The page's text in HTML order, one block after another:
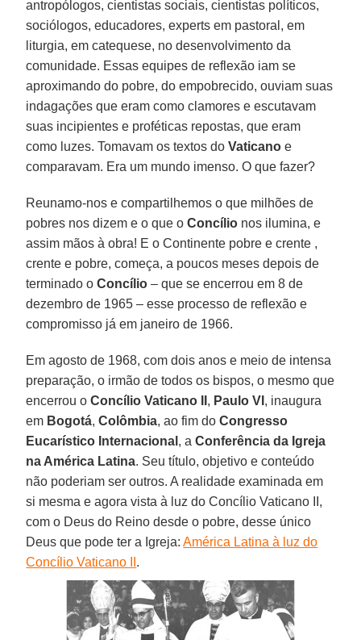
antropólogos, cientistas sociais, cientistas políticos,
sociólogos, educadores, experts em pastoral, em
liturgia, em catequese, no desenvolvimento da
comunidade. Essas equipes de reflexão iam se
aproximando do pobre, do empobrecido, ouviam suas
indagações que eram como clamores e escutavam
suas incipientes e proféticas repostas, que eram
como luzes. Tomavam os textos doVaticano e
comparavam. Era um mundo imenso. O que fazer?
Reunamo-nos e compartilhemos o que milhões de
pobres nos dizem e o que oConcílio nos ilumina, e
assim mãos à obra! E o Continente pobre e crente ,
crente e pobre, começa, a poucos meses depois de
terminado oConcílio – que se encerrou em 8 de
dezembro de 1965 – esse processo de reflexão e
compromisso já em janeiro de 1966.
Em agosto de 1968, com dois anos e meio de intensa
preparação, o irmão de todos os bispos, o mesmo que
encerrou oConcílio Vaticano II , Paulo VI , inaugura
em Bogotá,Colômbia, ao fim doCongresso
Eucarístico Internacional , aConferência da Igreja
na América Latina. Seu título, objetivo e conteúdo
não poderiam ser outros. A realidade examinada em
si mesma e agora vista à luz do Concílio Vaticano II,
com o Deus do Reino desde o pobre, desse único
Deus que pode ter a Igreja:América Latina à luz do
Concílio Vaticano II .